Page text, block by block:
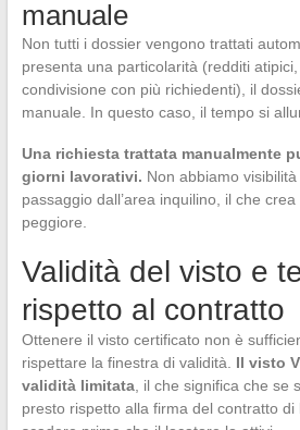
manuale
Non tutti i dossier vengono trattati
presenta una particolarità (redditi atipici,
condivisione con più richiedenti), il
manuale. In questo caso, il tempo si
Una richiesta trattata manualmente
giorni lavorativi. Non abbiamo
passaggio dall’area inquilino, il che
peggiore.
Validità del visto e
rispetto al contratto
Ottenere il visto certificato non è
rispettare la finestra di validità. Il visto
validità limitata, il che significa che se
presto rispetto alla firma del contratto di